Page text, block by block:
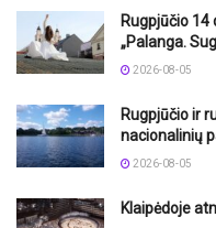
Rugpjūčio
„Palanga.
2026-08-05
Rugpjūčio ir
nacionalinių
2026-08-05
Klaipėdoje